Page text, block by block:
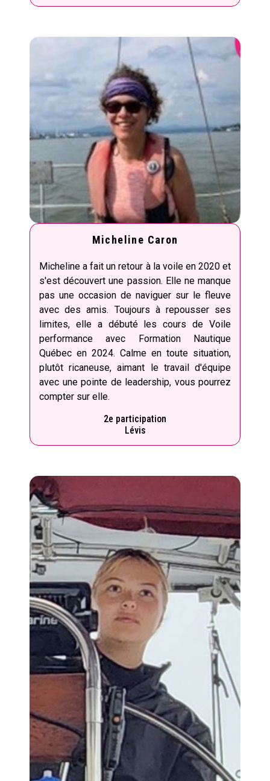
Micheline Caron
Micheline a fait un retour à la voile en 2020 et
s'est découvert une passion. Elle ne manque
pas une occasion de naviguer sur le fleuve
avec des amis. Toujours à repousser ses
limites, elle a débuté les cours de Voile
performance avec Formation Nautique
Québec en 2024. Calme en toute situation,
plutôt ricaneuse, aimant le travail d'équipe
avec une pointe de leadership, vous pourrez
compter sur elle.
2e participation
Lévis